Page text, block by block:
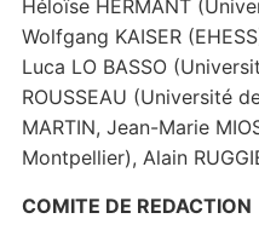
Héloïse HERMANT
Wolfgang KAISER
Luca LO BASSO
ROUSSEAU (Université
MARTIN, Jean-Marie
Montpellier), Alain
COMITE DE REDACTION